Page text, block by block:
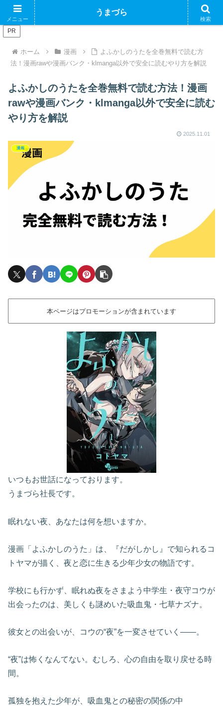
ブログで収益化できるかやってみるブログ
PR
ホーム 漫画
よふかしのうたを全巻無料で読む方
法！漫画rawや漫画バンク・klmanga以外で安全に読むやり方を解説
よふかしのうたを全巻無料で読む方法！漫画
rawや漫画バンク・klmanga以外で安全に読む
やり方を解説
2025.11.01
漫画
本ページはプロモーションが含まれています
いつもお世話になっております。
うまづら社長です。
眠れない夜、あなたは何を想いますか。
漫画「よふかしのうた」は、『だがしかし』で知られるコ
トヤマが描く、夜と恋に生きる少年少女の物語です。
学校にも行かず、眠れぬ夜をさまよう中学生・夜守コウが
出会ったのは、美しくも謎めいた吸血鬼・七草ナズナ。
彼女との出会いが、コウの“夜”を一変させていく——。
“夜”は怖くなんてない。むしろ、心の自由を取り戻せる時
間。
孤独を抱えた少年が、吸血鬼との秘密の関係の中
メニュー
うまづら
検索